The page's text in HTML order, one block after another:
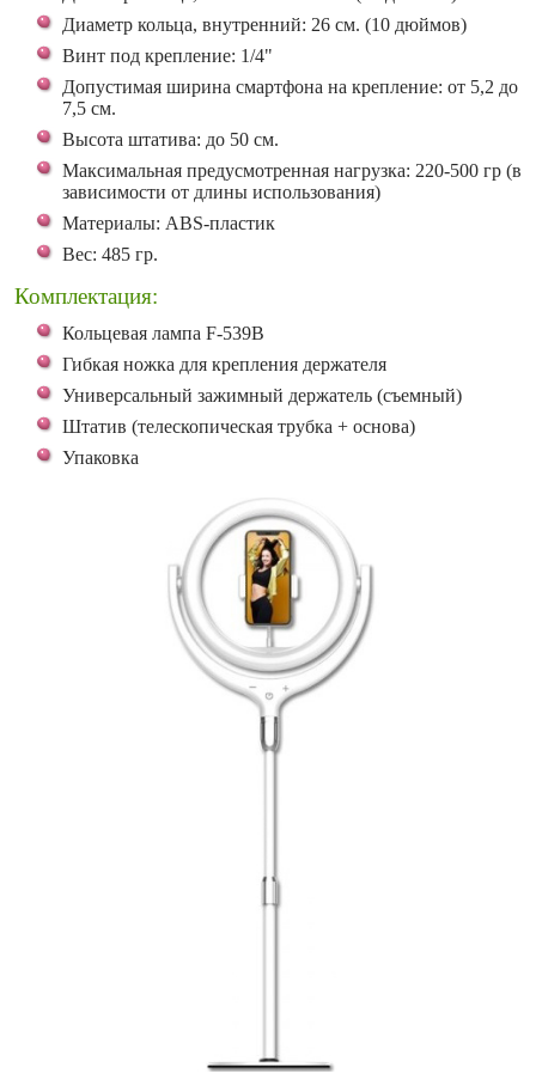
Диаметр кольца, внутренний: 26 см. (10 дюймов)
Винт под крепление: 1/4"
Допустимая ширина смартфона на крепление: от 5,2 до
7,5 см.
Высота штатива: до 50 см.
Максимальная предусмотренная нагрузка: 220-500 гр (в
зависимости от длины использования)
Материалы: ABS-пластик
Вес: 485 гр.
Комплектация:
Кольцевая лампа F-539B
Гибкая ножка для крепления держателя
Универсальный зажимный держатель (съемный)
Штатив (телескопическая трубка + основа)
Упаковка